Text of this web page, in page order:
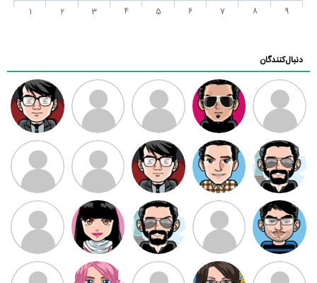
1 2 3 4 5 6 7 8 9
دنبال‌کنندگان
ممدرضا رضا کاظمی زهرا ~ ابتین
سید محمد
موسوی
مهدی فرهمند مهدی سلطانی داود رضیی
طرفدار میلی
بابی براون
کیوان کیانی
سامان راحمی امیردلتا امیروو ملیکا منتظری عارفه داستانپور